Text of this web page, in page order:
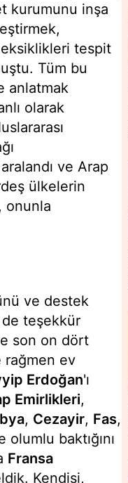
kurumunu inşa
tespit
Tüm bu
anlatmak
olarak
aralandı ve Arap
ülkelerin
onunla
ve destek
teşekkür
son on dört
rağmen ev
Erdoğan'ı
Emirlikleri,
, Cezayir, Fas,
baktığını
Fransa
Kendisi,